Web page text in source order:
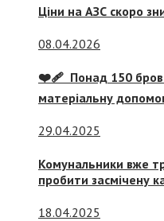
Ціни на АЗС скоро
08.04.2026
❤️‍🩹 Понад 150
матеріальну
29.04.2025
Комунальники вже
пробити засмічену
18.04.2025